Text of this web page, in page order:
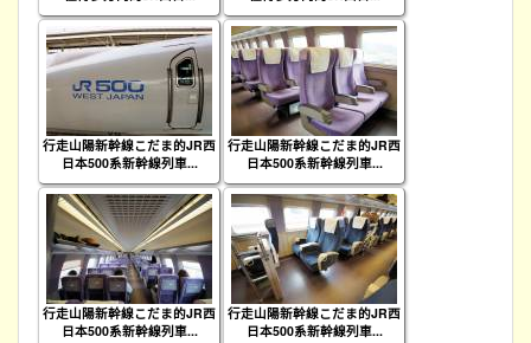
行走山陽新幹線こだま的JR西
日本500系新幹線列車...
行走山陽新幹線こだま的JR西
日本500系新幹線列車...
行走山陽新幹線こだま的JR西
日本500系新幹線列車...
行走山陽新幹線こだま的JR西
日本500系新幹線列車...